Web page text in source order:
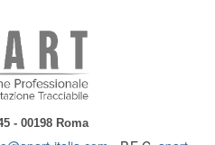
- 00198 Roma